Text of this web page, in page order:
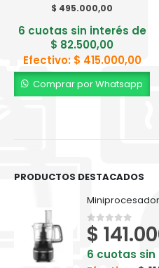
$ 495.000,00
6 cuotas sin interés de
$ 82.500,00
Efectivo: $ 415.000,00
Comprar por Whatsapp
PRODUCTOS DESTACADOS
0out of 5
$
6 cuotas